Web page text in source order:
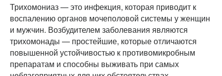
Трихомониаз — это инфекция, которая приводит к
воспалению органов мочеполовой системы у женщин
и мужчин. Возбудителем заболевания являются
трихомонады — простейшие, которые отличаются
повышенной устойчивостью к противомикробным
препаратам и способны выживать при самых